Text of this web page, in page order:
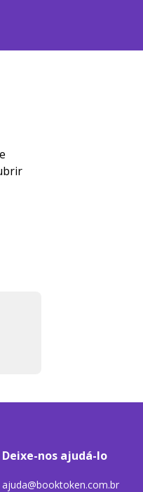
Deixe-nos ajudá-lo
ajuda@booktoken.com.br